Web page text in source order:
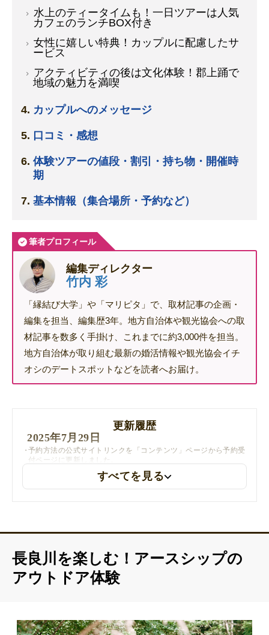
水上のティータイムも！一日ツアーは人気
カフェのランチBOX付き
女性に嬉しい特典！カップルに配慮したサ
ービス
アクティビティの後は文化体験！郡上踊で
地域の魅力を満喫
カップルへのメッセージ
口コミ・感想
体験ツアーの値段・割引・持ち物・開催時
期
基本情報（集合場所・予約など）
筆者プロフィール
編集ディレクター
竹内 彩
「縁結び大学」や「マリピタ」で、取材記事の企画・
編集を担当、編集歴3年。地方自治体や観光協会への取
材記事を数多く手掛け、これまでに約3,000件を担当。
地方自治体が取り組む最新の婚活情報や観光協会イチ
オシのデートスポットなどを読者へお届け。
更新履歴
2025年7月29日
予約方法の公式サイトリンクを「コンテンツ」ページから予約受
付ページに更新しました。
プラン詳細のリンクを「コンテンツ」から「体験一覧」に修正し
問い合わせ先のページへのリンクを更新しました。
すべてを見る
長良川を楽しむ！アースシップの
アウトドア体験